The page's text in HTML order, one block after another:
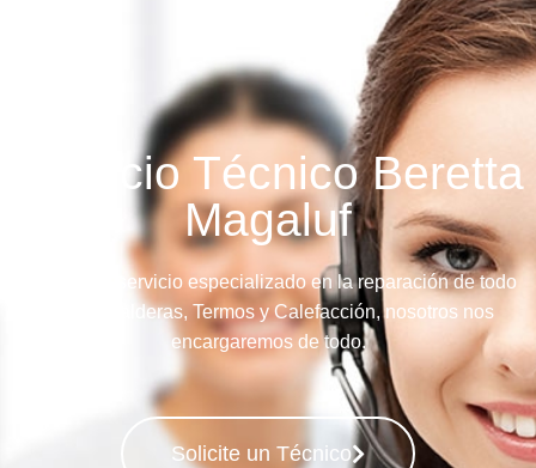
Servicio Técnico Beretta
Magaluf
Llame a su servicio especializado en la reparación de todo
tipo de Calderas, Termos y Calefacción, nosotros nos
encargaremos de todo.
Solicite un Técnico